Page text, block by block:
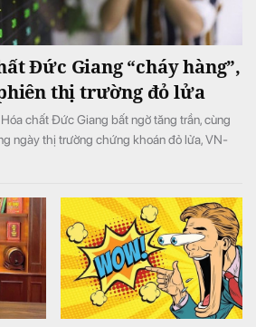
Đức Giang “cháy hàng”,
thị trường đỏ lửa
chất Đức Giang bất ngờ tăng trần, cùng
ngày thị trường chứng khoán đỏ lửa, VN-